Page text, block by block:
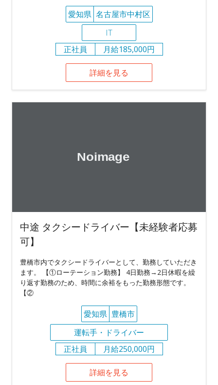
愛知県 名古屋市中村区
IT
正社員
月給185,000円
詳細を見る
中途 タクシードライバー【未経験者応募
可】
豊橋市内でタクシードライバーとして、勤務していただき
ます。 【①ローテーション勤務】 4日勤務→2日休暇を繰
り返す勤務のため、時間に余裕をもった勤務形態です。
【②
愛知県 豊橋市
運転手・ドライバー
正社員
月給250,000円
詳細を見る